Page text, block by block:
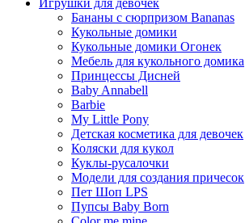
Игрушки для девочек
Бананы с сюрпризом Bananas
Кукольные домики
Кукольные домики Огонек
Мебель для кукольного домика
Принцессы Дисней
Baby Annabell
Barbie
My Little Pony
Детская косметика для девочек
Коляски для кукол
Куклы-русалочки
Модели для создания причесок
Пет Шоп LPS
Пупсы Baby Born